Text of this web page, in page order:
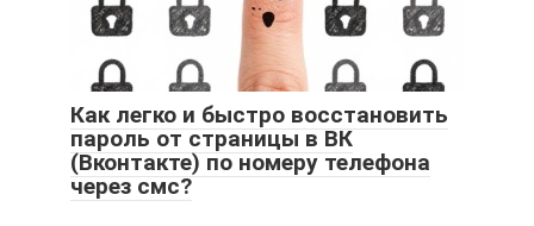
Как легко и быстро восстановить
пароль от страницы в ВК
(Вконтакте) по номеру телефона
через смс?